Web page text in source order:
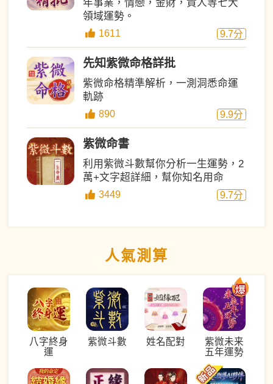
年事業，情戀，金財，貴人等七大
領域運勢。
1611 9.7分
先知紫微命格詳批
紫微命格精準解析，一測洞悉命運
軌跡
890 9.9分
紫微命書
利用紫微斗數幫你分析一生運勢，2
萬+文字超詳細，幫你知名用命
3449 9.7分
人氣測算
八字終身
運
紫微斗數 姓名配對
紫微未来
五年運勢